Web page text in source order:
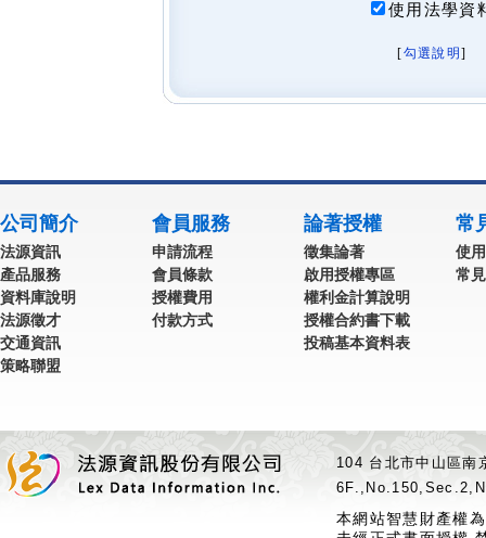
使用法學資
[勾選說明 ]
公司簡介
法源資訊
產品服務
資料庫說明
法源徵才
交通資訊
策略聯盟
會員服務
申請流程
會員條款
授權費用
付款方式
論著授權
徵集論著
啟用授權專區
權利金計算說明
授權合約書下載
投稿基本資料表
常
使
常
104 台北市中山區
本網站智慧財產權